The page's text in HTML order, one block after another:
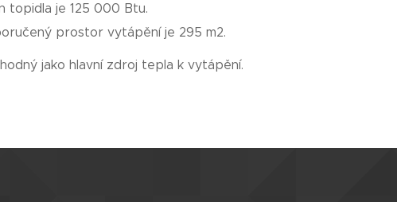
topidla je 125 000 Btu.
prostor vytápění je 295 m2.
jako hlavní zdroj tepla k vytápění.